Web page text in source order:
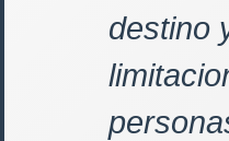
destino